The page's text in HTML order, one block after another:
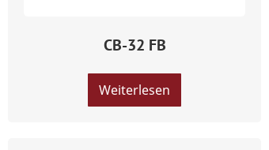
CB-32 FB
Weiterlesen